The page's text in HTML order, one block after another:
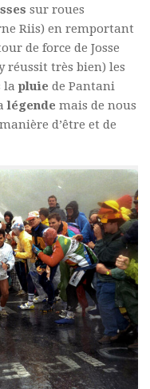
sur roues
Riis) en remportant
de force de Josse
réussit très bien) les
la pluie de Pantani
légende mais de nous
d’être et de